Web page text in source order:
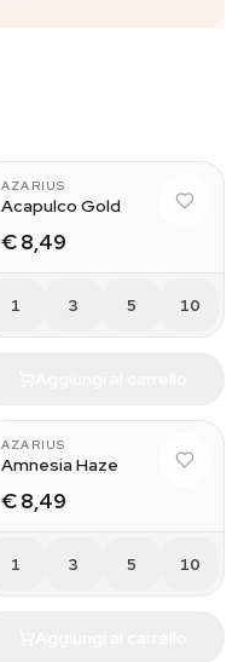
AZARIUS
Acapulco Gold
€ 8,49
1 3 5 10
AZARIUS
Amnesia Haze
€ 8,49
1 3 5 10